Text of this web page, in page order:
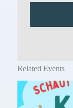
Related Events